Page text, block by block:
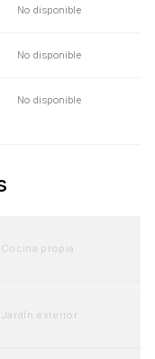
No disponible
No disponible
No disponible
Cocina propia
Jardín exterior